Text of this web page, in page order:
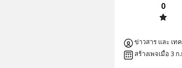
0
ข่าวสาร และ เท
สร้างเพจเมื่อ 3 ก